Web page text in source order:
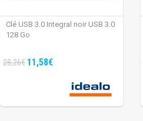
Clé USB 3.0 Integral noir USB 3.0
128 Go
28,26€ 11,58€